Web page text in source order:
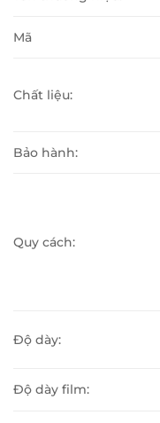
Mã
Chất liệu:
Bảo hành:
Quy cách:
Độ dày:
Độ dày film: